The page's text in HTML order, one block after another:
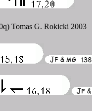
Tomas G. Rokicki 2003